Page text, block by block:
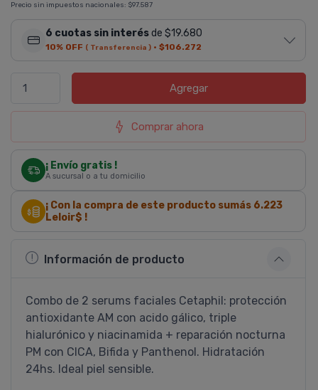
Precio sin impuestos nacionales: $97.587
6 cuotas sin interésde $19.680
10% OFF ( Transferencia ) · $106.272
Agregar
Comprar ahora
¡ Envío gratis !
A sucursal o a tu domicilio
¡ Con la compra de este producto sumás 6.223
Leloir$ !
Información de producto
Combo de 2 serums faciales Cetaphil: protección
antioxidante AM con acido gálico, triple
hialurónico y niacinamida + reparación nocturna
PM con CICA, Bifida y Panthenol. Hidratación
24hs. Ideal piel sensible.